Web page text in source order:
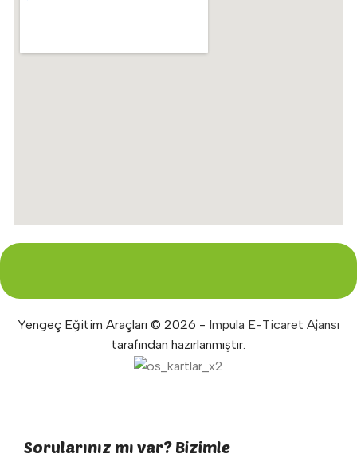
Yengeç Eğitim Araçları © 2026 - Impula E-Ticaret Ajansı
tarafından hazırlanmıştır.
Sorularınız mı var? Bizimle